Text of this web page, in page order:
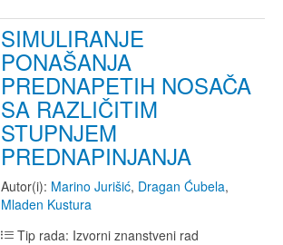
SIMULIRANJE
PONAŠANJA
PREDNAPETIH NOSAČA
SA RAZLIČITIM
STUPNJEM
PREDNAPINJANJA
Autor(i): Marino Jurišić, Dragan Ćubela,
Mladen Kustura
Tip rada: Izvorni znanstveni rad